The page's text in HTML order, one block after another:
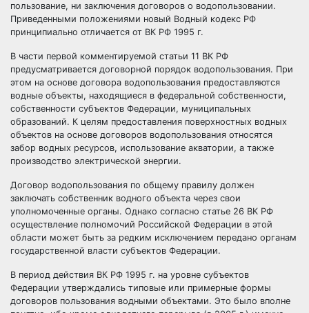
пользование, ни заключения договоров о водопользовании.
Приведенными положениями новый Водный кодекс РФ
принципиально отличается от ВК РФ 1995 г.
В части первой комментируемой статьи 11 ВК РФ
предусматривается договорной порядок водопользования. При
этом на основе договора водопользования предоставляются
водные объекты, находящиеся в федеральной собственности,
собственности субъектов Федерации, муниципальных
образований. К целям предоставления поверхностных водных
объектов на основе договоров водопользования относятся
забор водных ресурсов, использование акватории, а также
производство электрической энергии.
Договор водопользования по общему правилу должен
заключать собственник водного объекта через свои
уполномоченные органы. Однако согласно статье 26 ВК РФ
осуществление полномочий Российской Федерации в этой
области может быть за редким исключением передано органам
государственной власти субъектов Федерации.
В период действия ВК РФ 1995 г. на уровне субъектов
Федерации утверждались типовые или примерные формы
договоров пользования водными объектами. Это было вполне